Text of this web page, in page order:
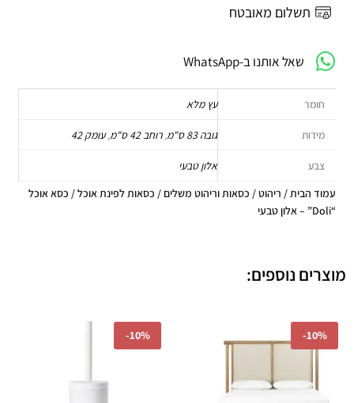
עמוד הבית/ ריהוט/ כסאות וריהוט משלים / כסאות לפינת אוכל/ כסא אוכל
“Doli” – אלון טבעי
אלון
תשלום מאובטח
שאל אותנו ב-WhatsApp
חומר עץ מלא
מידות גובה 83 ס"מ ,רוחב 42 ס"מ ,עומק 42
צבע אלון טבעי
מוצרים נוספים:
10%
-
המקורי
10%
-
המחיר